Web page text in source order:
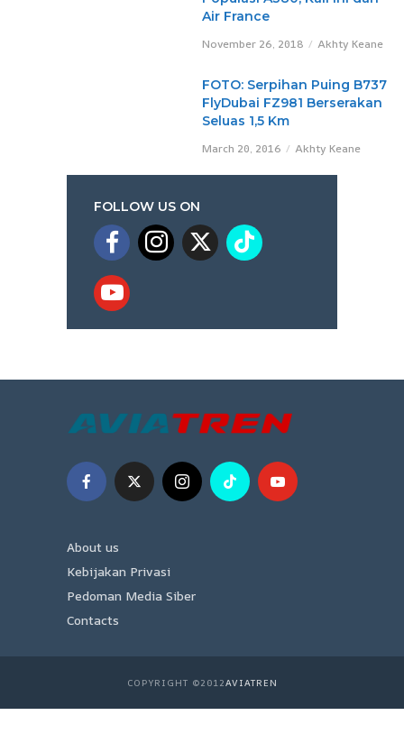
Air France
November 26, 2018 Akhty Keane
FOTO: Serpihan Puing B737
FlyDubai FZ981 Berserakan
Seluas 1,5 Km
March 20, 2016 Akhty Keane
FOLLOW US ON
About us
Kebijakan Privasi
Pedoman Media Siber
Contacts
COPYRIGHT ©2012AVIATREN